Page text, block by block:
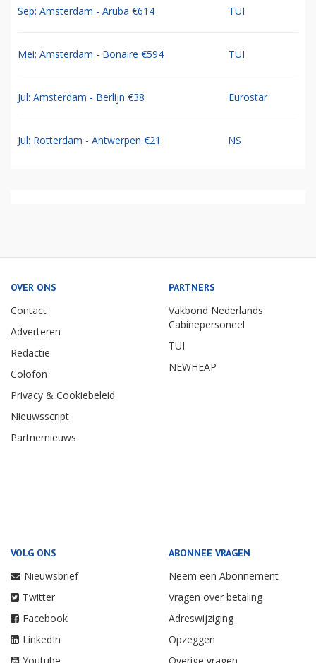
Sep: Amsterdam - Aruba €614 TUI
Mei: Amsterdam - Bonaire €594 TUI
Jul: Amsterdam - Berlijn €38 Eurostar
Jul: Rotterdam - Antwerpen €21 NS
OVER ONS
Contact
Adverteren
Redactie
Colofon
Privacy & Cookiebeleid
Nieuwsscript
Partnernieuws
PARTNERS
Vakbond Nederlands
Cabinepersoneel
TUI
NEWHEAP
VOLG ONS
Nieuwsbrief
Twitter
Facebook
LinkedIn
ABONNEE VRAGEN
Neem een Abonnement
Vragen over betaling
Adreswijziging
Opzeggen